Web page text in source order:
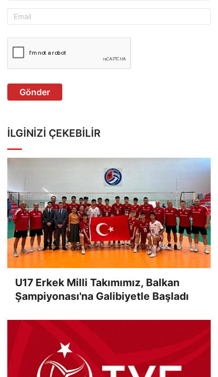
Gönder
İLGINIZI ÇEKEBILIR
U17 Erkek Milli Takımımız, Balkan
Şampiyonası'na Galibiyetle Başladı